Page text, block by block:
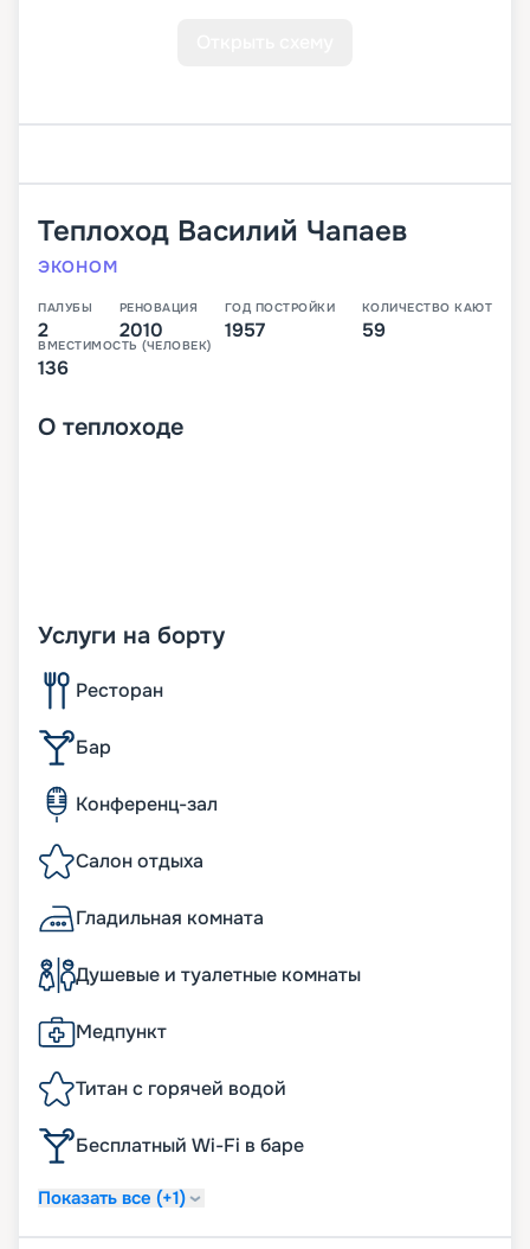
Теплоход Василий Чапаев
ЭКОНОМ
ПАЛУБЫ
2
РЕНОВАЦИЯ
2010
ГОД ПОСТРОЙКИ
1957
КОЛИЧЕСТВО КАЮТ
59
ВМЕСТИМОСТЬ (ЧЕЛОВЕК)
136
О теплоходе
Услуги на борту
Ресторан
Бар
Конференц-зал
Салон отдыха
Гладильная комната
Душевые и туалетные комнаты
Медпункт
Титан с горячей водой
Бесплатный Wi-Fi в баре
Показать все (+1)